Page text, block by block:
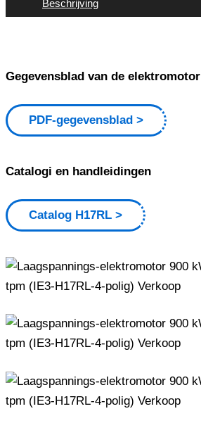
Beschrijving
Gegevensblad van de elektromotor
PDF-gegevensblad
Catalogi en handleidingen
Catalog H17RL